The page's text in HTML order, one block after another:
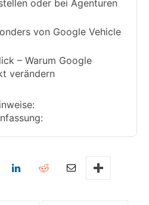
oder bei Agenturen
von Google Vehicle
– Warum Google
verändern